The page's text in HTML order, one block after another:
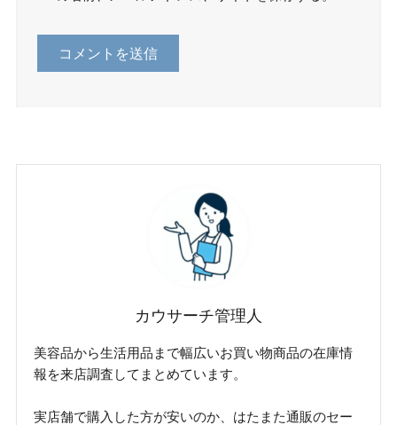
カウサーチ管理人
美容品から生活用品まで幅広いお買い物商品の在庫情
報を来店調査してまとめています。
実店舗で購入した方が安いのか、はたまた通販のセー